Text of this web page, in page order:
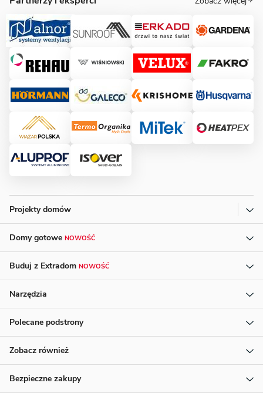
Projekty domów
Domy gotowe NOWOŚĆ
Buduj z Extradom NOWOŚĆ
Narzędzia
Polecane podstrony
Zobacz również
Bezpieczne zakupy